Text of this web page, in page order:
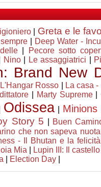
Greta e le
|
Deep Water -
Pecore sotto
Nino| Le assaggiatrici
Brand New
L'Hangar Rosso
La casa
Marty Supreme|
Odissea
Story 5
Buen
che non sapeva
- Il Bhutan e la felicità
Mia
Lupin III: Il
Election Day